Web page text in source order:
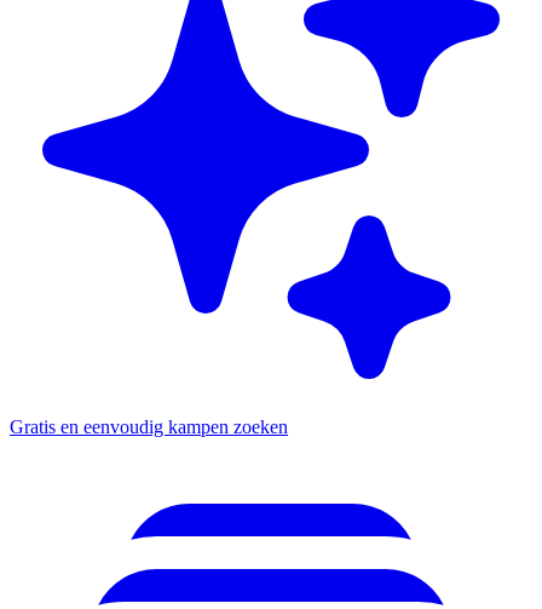
Gratis en eenvoudig kampen zoeken